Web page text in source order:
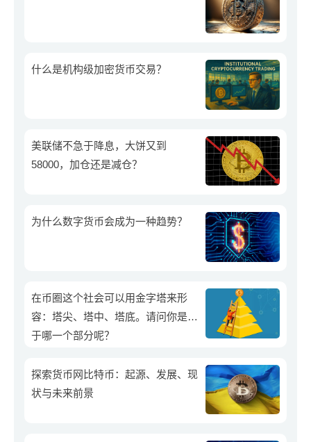
什么是机构级加密货币交易？
美联储不急于降息，大饼又到
58000，加仓还是减仓？
为什么数字货币会成为一种趋势？
在币圈这个社会可以用金字塔来形
容：塔尖、塔中、塔底。请问你是属
于哪一个部分呢？
探索货币网比特币：起源、发展、现
状与未来前景